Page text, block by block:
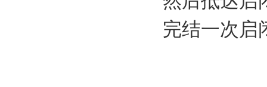
完结一次启